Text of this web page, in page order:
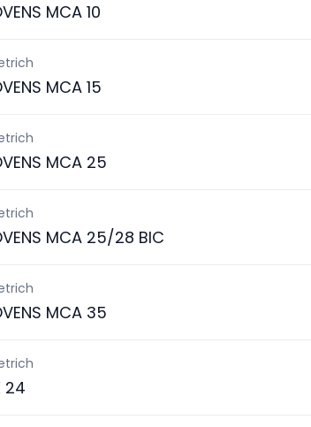
MCA 10
MCA 15
MCA 25
MCA 25/28 BIC
MCA 35
24